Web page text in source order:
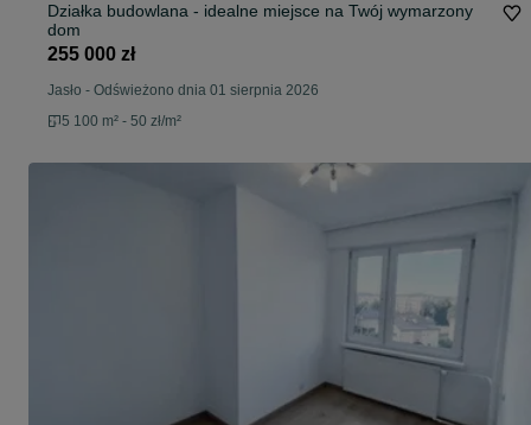
Działka budowlana - idealne miejsce na Twój wymarzony
dom
255 000 zł
Jasło - Odświeżono dnia 01 sierpnia 2026
5 100 m² - 50 zł/m²